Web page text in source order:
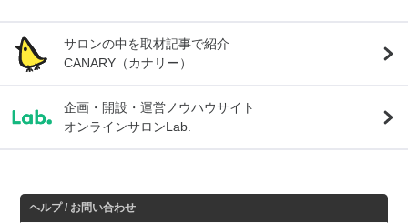
サロンの中を取材記事で紹介
CANARY（カナリー）
企画・開設・運営ノウハウサイト
オンラインサロンLab.
ヘルプ / お問い合わせ